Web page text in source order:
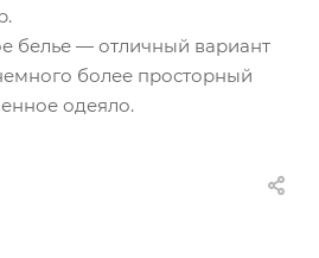
белье — отличный вариант
более просторный
одеяло.